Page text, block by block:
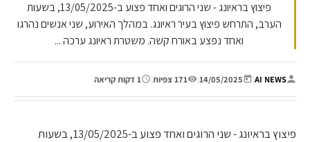
פיצוץ בראיונג - שני הרוגים ואחד פצוע ב-13/05/2025, בשעות
הערב, התרחש פיצוץ בעיר ראיונג. במהלך האירוע, שני אנשים נהרגו
ואחד נפצע באורח קשה. משטרת ראיונג ערכה ...
AI NEWS
|
14/05/2025
| 171 צפיות | 1 דקות קריאה
פיצוץ בראיונג - שני הרוגים ואחד פצוע ב-13/05/2025, בשעות